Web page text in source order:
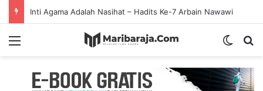
Inti Agama Adalah Nasihat – Hadits Ke-7 Arbain Nawawi